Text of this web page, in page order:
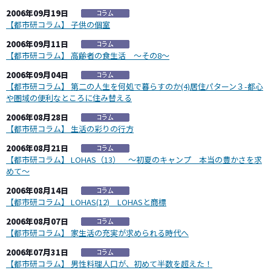
2006年09月19日
【都市研コラム】 子供の個室
2006年09月11日
【都市研コラム】 高齢者の食生活 ～その8～
2006年09月04日
【都市研コラム】 第二の人生を何処で暮らすのか(4)居住パターン３-都心
や圏域の便利なところに住み替える
2006年08月28日
【都市研コラム】 生活の彩りの行方
2006年08月21日
【都市研コラム】 LOHAS（13） ～初夏のキャンプ 本当の豊かさを求
めて～
2006年08月14日
【都市研コラム】 LOHAS(12) LOHASと商標
2006年08月07日
【都市研コラム】 家生活の充実が求められる時代へ
2006年07月31日
【都市研コラム】 男性料理人口が、初めて半数を超えた！